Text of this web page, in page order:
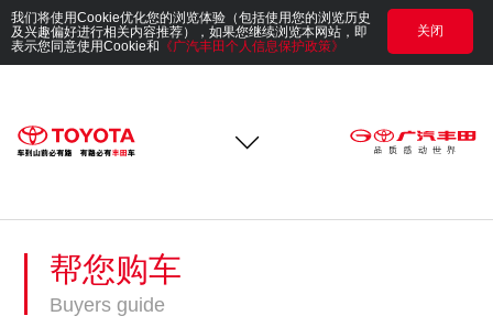
我们将使用Cookie优化您的浏览体验（包括使用您的浏览历史
及兴趣偏好进行相关内容推荐），如果您继续浏览本网站，即
表示您同意使用Cookie和 《广汽丰田个人信息保护政策》
关闭
帮您购车
Buyers guide